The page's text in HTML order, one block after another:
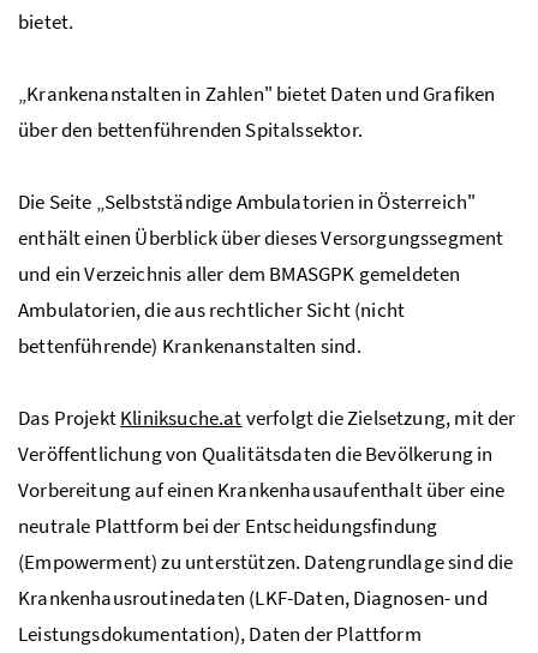
bietet.
„Krankenanstalten in Zahlen" bietet Daten und Grafiken
über den bettenführenden Spitalssektor.
Die Seite „Selbstständige Ambulatorien in Österreich"
enthält einen Überblick über dieses Versorgungssegment
und ein Verzeichnis aller dem BMASGPK gemeldeten
Ambulatorien, die aus rechtlicher Sicht (nicht
bettenführende) Krankenanstalten sind.
Das ProjektKliniksuche.atverfolgt die Zielsetzung, mit der
Veröffentlichung von Qualitätsdaten die Bevölkerung in
Vorbereitung auf einen Krankenhausaufenthalt über eine
neutrale Plattform bei der Entscheidungsfindung
(Empowerment) zu unterstützen. Datengrundlage sind die
Krankenhausroutinedaten (LKF-Daten, Diagnosen- und
Leistungsdokumentation), Daten der Plattform